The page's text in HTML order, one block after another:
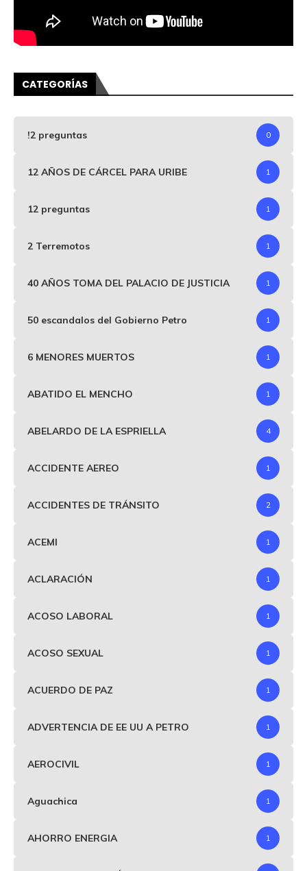
CATEGORÍAS
!2 preguntas 0
12 AÑOS DE CÁRCEL PARA URIBE 1
12 preguntas 1
2 Terremotos 1
40 AÑOS TOMA DEL PALACIO DE JUSTICIA 1
50 escandalos del Gobierno Petro 1
6 MENORES MUERTOS 1
ABATIDO EL MENCHO 1
ABELARDO DE LA ESPRIELLA 4
ACCIDENTE AEREO 1
ACCIDENTES DE TRÁNSITO 2
ACEMI 1
ACLARACIÓN 1
ACOSO LABORAL 1
ACOSO SEXUAL 1
ACUERDO DE PAZ 1
ADVERTENCIA DE EE UU A PETRO 1
AEROCIVIL 1
Aguachica 1
AHORRO ENERGIA 1